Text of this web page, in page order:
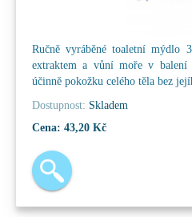
Ručně vyráběné toaletní mýdlo
extraktem a vůní moře v balení
účinně pokožku celého těla bez
Dostupnost: Skladem
Cena: 43,20 Kč